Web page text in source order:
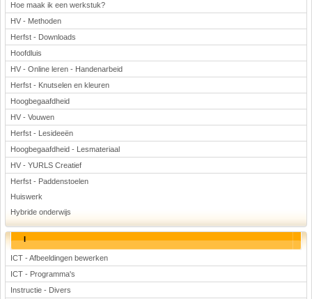
Hoe maak ik een werkstuk?
HV - Methoden
Herfst - Downloads
Hoofdluis
HV - Online leren - Handenarbeid
Herfst - Knutselen en kleuren
Hoogbegaafdheid
HV - Vouwen
Herfst - Lesideeën
Hoogbegaafdheid - Lesmateriaal
HV - YURLS Creatief
Herfst - Paddenstoelen
Huiswerk
Hybride onderwijs
I
ICT - Afbeeldingen bewerken
ICT - Programma's
Instructie - Divers